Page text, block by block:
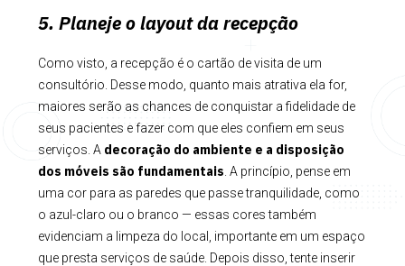
5. Planeje o layout da recepção
Como visto, a recepção é o cartão de visita de um
consultório. Desse modo, quanto mais atrativa ela for,
maiores serão as chances de conquistar a fidelidade de
seus pacientes e fazer com que eles confiem em seus
serviços. A decoração do ambiente e a disposição
dos móveis são fundamentais . A princípio, pense em
uma cor para as paredes que passe tranquilidade, como
o azul-claro ou o branco — essas cores também
evidenciam a limpeza do local, importante em um espaço
que presta serviços de saúde. Depois disso, tente inserir